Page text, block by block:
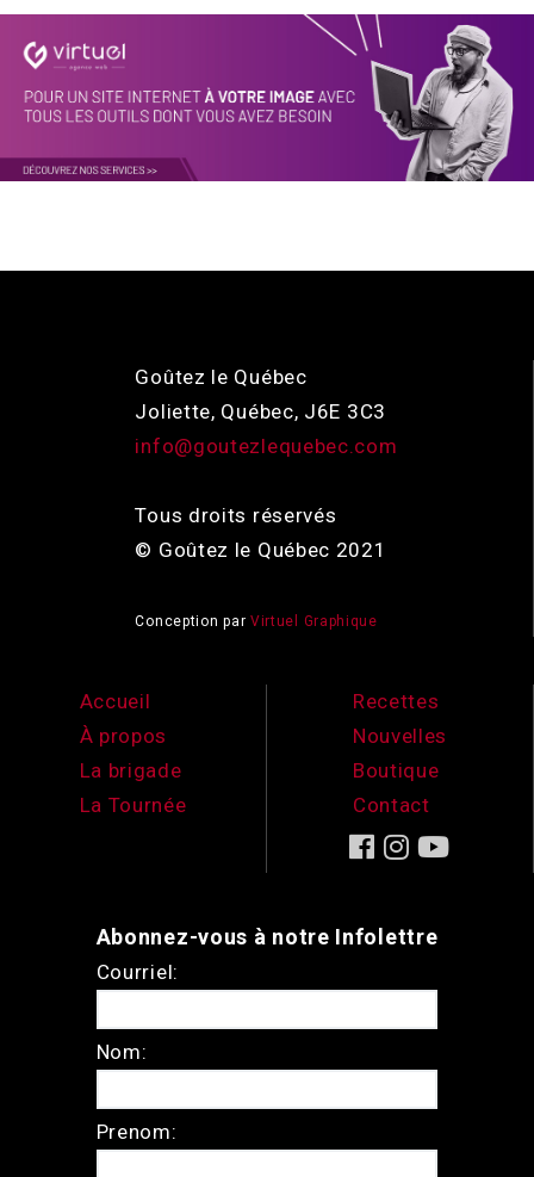
Goûtez le Québec
Joliette, Québec, J6E 3C3
info@goutezlequebec.com
Tous droits réservés
© Goûtez le Québec 2021
Conception par Virtuel Graphique
Accueil
À propos
La brigade
La Tournée
Recettes
Nouvelles
Boutique
Contact
Abonnez-vous à notre Infolettre
Courriel:
Nom:
Prenom: